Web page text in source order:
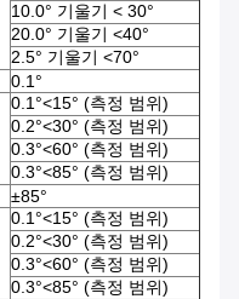
10.0° 기울기 < 30°
20.0° 기울기 <40°
2.5° 기울기 <70°
0.1°
0.1°<15° (측정 범위)
0.2°<30° (측정 범위)
0.3°<60° (측정 범위)
0.3°<85° (측정 범위)
±85°
0.1°<15° (측정 범위)
0.2°<30° (측정 범위)
0.3°<60° (측정 범위)
0.3°<85° (측정 범위)